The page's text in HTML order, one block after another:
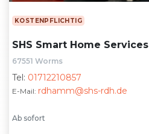
KOSTENPFLICHTIG
SHS Smart Home Services
67551 Worms
Tel: 01712210857
E-Mail: rdhamm@shs-rdh.de
Ab sofort